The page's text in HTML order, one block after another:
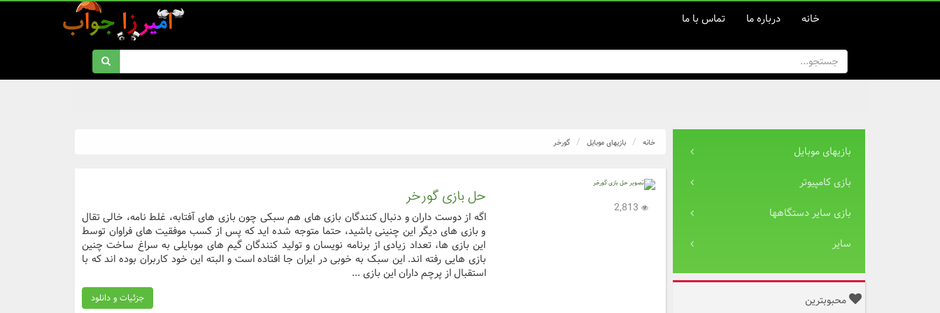
خانه درباره ما تماس با ما
بازیهای موبایل
بازی کامپیوتر
بازی سایر دستگاهها
سایر
محبوبترین
خانه بازیهای موبایل گورخر
حل بازی گورخر
اگه از دوست داران و دنبال کنندگان بازی های هم سبکی چون بازی های آفتابه، غلط نامه، خالی تقال
و بازی های دیگر این چنینی باشید، حتما متوجه شده اید که پس از کسب موفقیت های فراوان توسط
این بازی ها، تعداد زیادی از برنامه نویسان و تولید کنندگان گیم های موبایلی به سراغ ساخت چنین
بازی هایی رفته اند. این سبک به خوبی در ایران جا افتاده است و البته این خود کاربران بوده اند که با
استقبال از پرچم داران این بازی ...
جزئیات و دانلود